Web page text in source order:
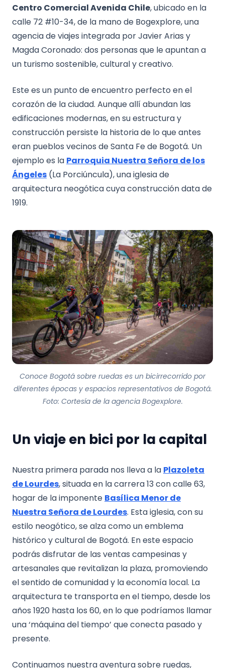
Centro Comercial Avenida Chile, ubicado en la
calle 72 #10-34, de la mano de Bogexplore, una
agencia de viajes integrada por Javier Arias y
Magda Coronado: dos personas que le apuntan a
un turismo sostenible, cultural y creativo.
Este es un punto de encuentro perfecto en el
corazón de la ciudad. Aunque allí abundan las
edificaciones modernas, en su estructura y
construcción persiste la historia de lo que antes
eran pueblos vecinos de Santa Fe de Bogotá. Un
ejemplo es la Parroquia Nuestra Señora de los
Ángeles (La Porciúncula), una iglesia de
arquitectura neogótica cuya construcción data de
1919.
Conoce Bogotá sobre ruedas es un bicirrecorrido por
diferentes épocas y espacios representativos de Bogotá.
Foto: Cortesía de la agencia Bogexplore.
Un viaje en bici por la capital
Nuestra primera parada nos lleva a la Plazoleta
de Lourdes, situada en la carrera 13 con calle 63,
hogar de la imponente Basílica Menor de
Nuestra Señora de Lourdes. Esta iglesia, con su
estilo neogótico, se alza como un emblema
histórico y cultural de Bogotá. En este espacio
podrás disfrutar de las ventas campesinas y
artesanales que revitalizan la plaza, promoviendo
el sentido de comunidad y la economía local. La
arquitectura te transporta en el tiempo, desde los
años 1920 hasta los 60, en lo que podríamos llamar
una ‘máquina del tiempo’ que conecta pasado y
presente.
Continuamos nuestra aventura sobre ruedas,